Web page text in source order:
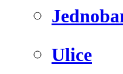
Ulice